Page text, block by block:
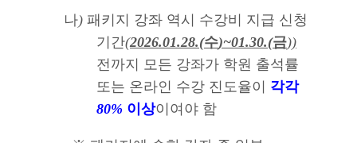
나) 패키지 강좌 역시 수강비 지급 신청
기간(2026.01.28.(수)~01.30.(금))
전까지 모든 강좌가 학원 출석률
또는 온라인 수강 진도율이 각각
80% 이상이여야 함